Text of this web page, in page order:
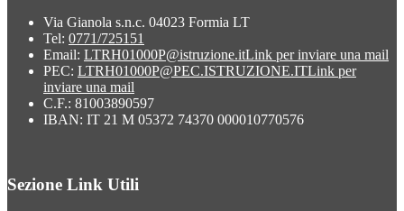
Via Gianola s.n.c. 04023 Formia LT
Tel: 0771/725151
Email: LTRH01000P@istruzione.itLink per inviare una mail
PEC: LTRH01000P@PEC.ISTRUZIONE.ITLink per
inviare una mail
C.F.: 81003890597
IBAN: IT 21 M 05372 74370 000010770576
Sezione Link Utili